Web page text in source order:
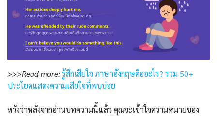
>>>Read more:รู้สึกเสียใจ ภาษาอังกฤษคืออะไร? รวม 50+
ประโยคแสดงความเสียใจที่พบบ่อย
หวังว่าหลังจากอ่านบทความนี้แล้ว คุณจะเข้าใจความหมายของ